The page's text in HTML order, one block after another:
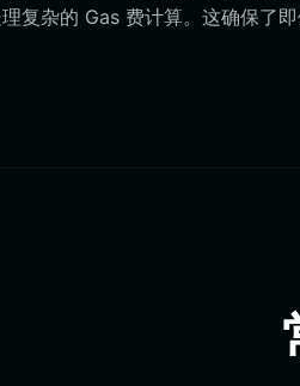
复杂的 Gas 费计算。这确保了